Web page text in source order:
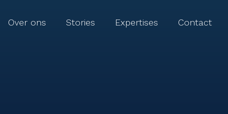
Over ons Stories Expertises Contact